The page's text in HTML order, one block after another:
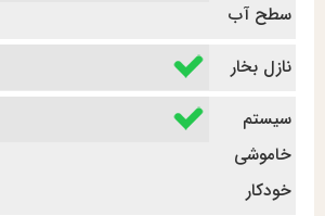
سطح آب
نازل بخار
سیستم
خاموشی
خودکار